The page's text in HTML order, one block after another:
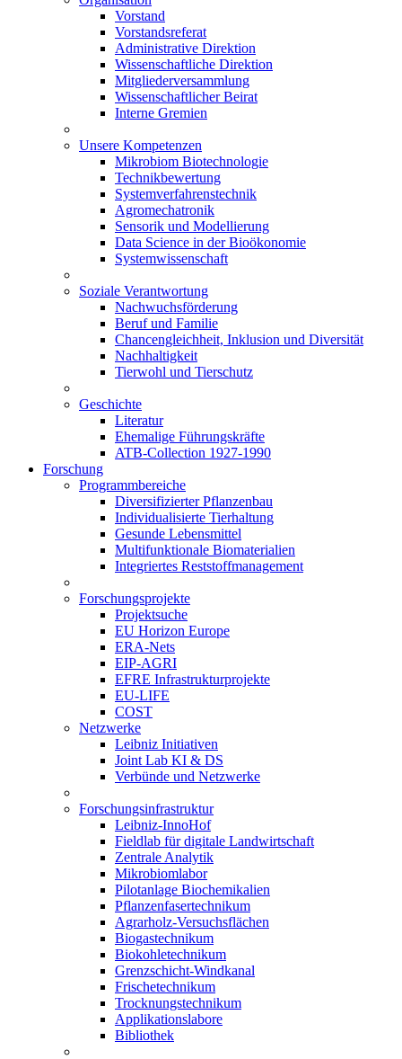
Vorstand
Vorstandsreferat
Administrative Direktion
Wissenschaftliche Direktion
Mitgliederversammlung
Wissenschaftlicher Beirat
Interne Gremien
Unsere Kompetenzen
Mikrobiom Biotechnologie
Technikbewertung
Systemverfahrenstechnik
Agromechatronik
Sensorik und Modellierung
Data Science in der Bioökonomie
Systemwissenschaft
Soziale Verantwortung
Nachwuchsförderung
Beruf und Familie
Chancengleichheit, Inklusion und Diversität
Nachhaltigkeit
Tierwohl und Tierschutz
Geschichte
Literatur
Ehemalige Führungskräfte
ATB-Collection 1927-1990
Forschung
Programmbereiche
Diversifizierter Pflanzenbau
Individualisierte Tierhaltung
Gesunde Lebensmittel
Multifunktionale Biomaterialien
Integriertes Reststoffmanagement
Forschungsprojekte
Projektsuche
EU Horizon Europe
ERA-Nets
EIP-AGRI
EFRE Infrastrukturprojekte
EU-LIFE
COST
Netzwerke
Leibniz Initiativen
Joint Lab KI & DS
Verbünde und Netzwerke
Forschungsinfrastruktur
Leibniz-InnoHof
Fieldlab für digitale Landwirtschaft
Zentrale Analytik
Mikrobiomlabor
Pilotanlage Biochemikalien
Pflanzenfasertechnikum
Agrarholz-Versuchsflächen
Biogastechnikum
Biokohletechnikum
Grenzschicht-Windkanal
Frischetechnikum
Trocknungstechnikum
Applikationslabore
Bibliothek